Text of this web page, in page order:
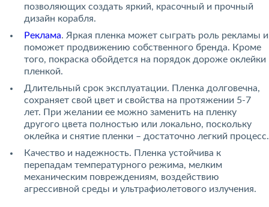
позволяющих создать яркий, красочный и прочный
дизайн корабля.
Реклама. Яркая пленка может сыграть роль рекламы и
поможет продвижению собственного бренда. Кроме
того, покраска обойдется на порядок дороже оклейки
пленкой.
Длительный срок эксплуатации. Пленка долговечна,
сохраняет свой цвет и свойства на протяжении 5-7
лет. При желании ее можно заменить на пленку
другого цвета полностью или локально, поскольку
оклейка и снятие пленки – достаточно легкий процесс.
Качество и надежность. Пленка устойчива к
перепадам температурного режима, мелким
механическим повреждениям, воздействию
агрессивной среды и ультрафиолетового излучения.